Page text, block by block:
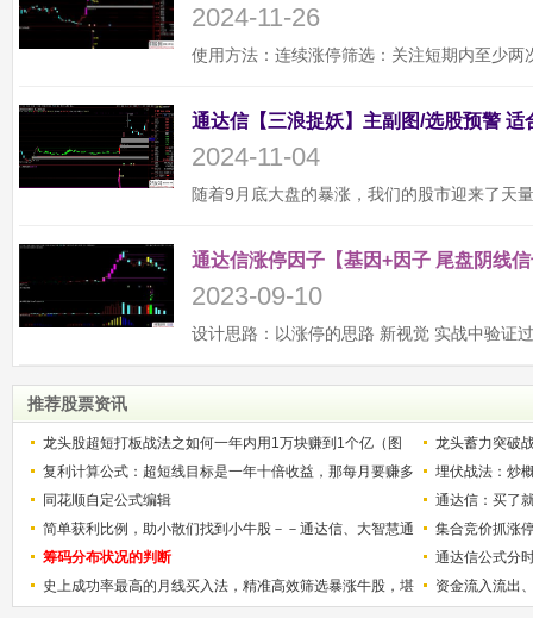
2024-11-26
2024-11-04
通达信涨停因子【基因+因子 尾盘阴线
2023-09-10
推荐股票资讯
龙头股超短打板战法之如何一年内用1万块赚到1个亿（图
解）
龙头蓄力突破
的技巧（图解
复利计算公式：超短线目标是一年十倍收益，那每月要赚多
少？
埋伏战法：炒
同花顺自定公式编辑
通达信：买了
简单获利比例，助小散们找到小牛股－－通达信、大智慧通
用
集合竞价抓涨
筹码分布状况的判断
通达信公式分
史上成功率最高的月线买入法，精准高效筛选暴涨牛股，堪
资金流入流出